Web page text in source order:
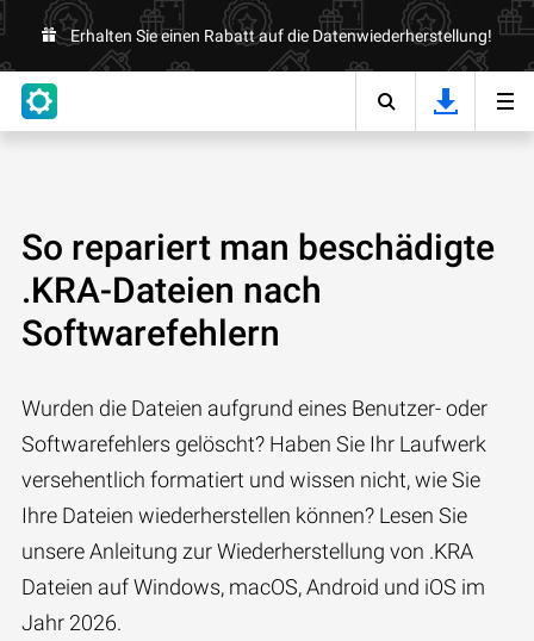
Erhalten Sie einen Rabatt auf die Datenwiederherstellung!
So repariert man beschädigte
.KRA-Dateien nach
Softwarefehlern
Wurden die Dateien aufgrund eines Benutzer- oder
Softwarefehlers gelöscht? Haben Sie Ihr Laufwerk
versehentlich formatiert und wissen nicht, wie Sie
Ihre Dateien wiederherstellen können? Lesen Sie
unsere Anleitung zur Wiederherstellung von .KRA
Dateien auf Windows, macOS, Android und iOS im
Jahr 2026.